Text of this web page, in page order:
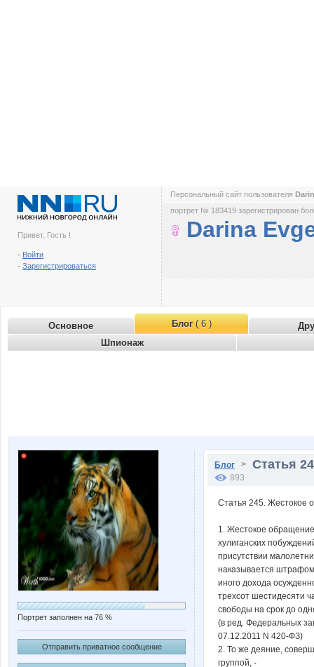
Привет, Гость !
- Войти
- Зарегистрироваться
Персональный сайт пользователя
портрет № 183419 зарегистрирован
Darina
Основное Блог( 6 )
Шпионаж
Портрет заполнен на 76 %
Отправить приватное сообщение
Блог > Статья
893
Статья 245. Жестокое
1. Жестокое
хулиганских
присутствии
наказывается
иного дохода
трехсот шестидесяти
свободы на срок до
(в ред. Федеральных
07.12.2011 N 420-ФЗ)
2. То же деяние,
группой, -